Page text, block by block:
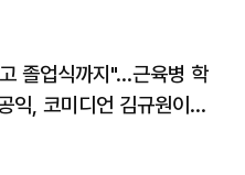
졸업식까지"…근육병 학
익, 코미디언 김규원이었